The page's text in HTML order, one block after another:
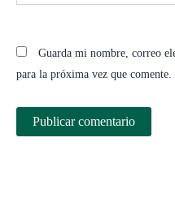
Guarda mi nombre, correo
para la próxima vez que comente.